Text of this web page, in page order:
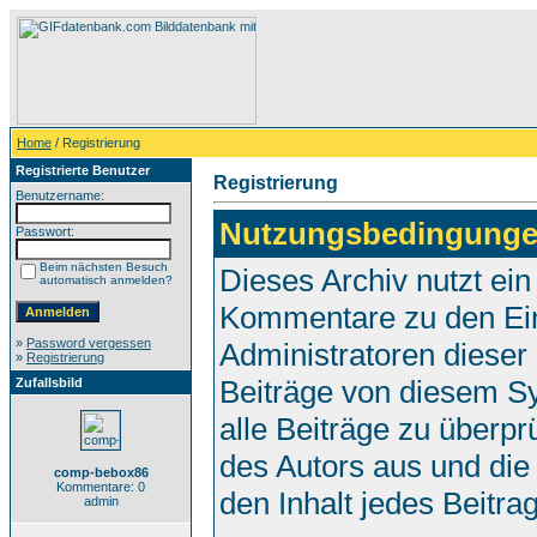
Home / Registrierung
Registrierte Benutzer
Benutzername:
Passwort:
Beim nächsten Besuch
automatisch anmelden?
» Password vergessen
» Registrierung
Zufallsbild
comp-bebox86
Kommentare: 0
admin
Registrierung
Dieses Archiv nutzt
Kommentare zu den
Administratoren
Beiträge von diesem
alle Beiträge zu
des Autors aus und
den Inhalt jedes